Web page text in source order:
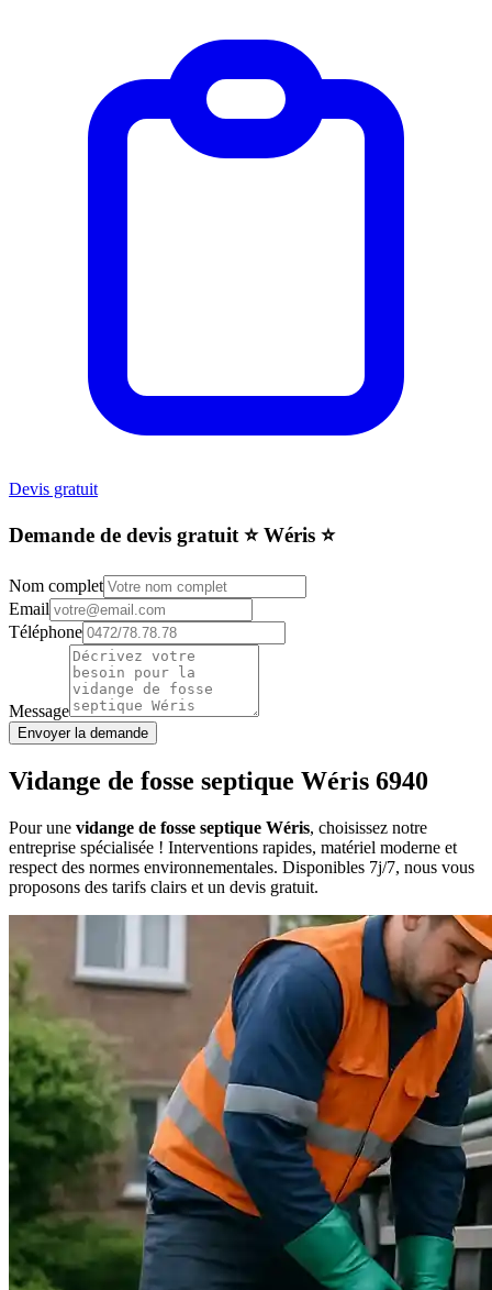
Devis gratuit
Demande de devis gratuit ⭐️ Wéris ⭐️
Nom complet
Email
Téléphone
Message
Envoyer la demande
Vidange de fosse septique Wéris 6940
Pour une vidange de fosse septique Wéris, choisissez notre
entreprise spécialisée ! Interventions rapides, matériel moderne et
respect des normes environnementales. Disponibles 7j/7, nous vous
proposons des tarifs clairs et un devis gratuit.